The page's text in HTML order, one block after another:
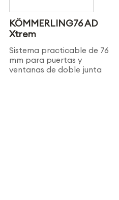
KÖMMERLING76 AD
Xtrem
Sistema practicable de 76
mm para puertas y
ventanas de doble junta